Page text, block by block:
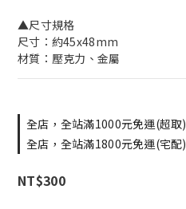
▲尺寸規格
尺寸：約45x48mm
材質：壓克力、金屬
全店，全站滿1000元免運(超取)
全店，全站滿1800元免運(宅配)
NT$300